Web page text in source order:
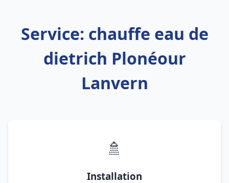
Service: chauffe eau de
dietrich Plonéour
Lanvern
🚿
Installation